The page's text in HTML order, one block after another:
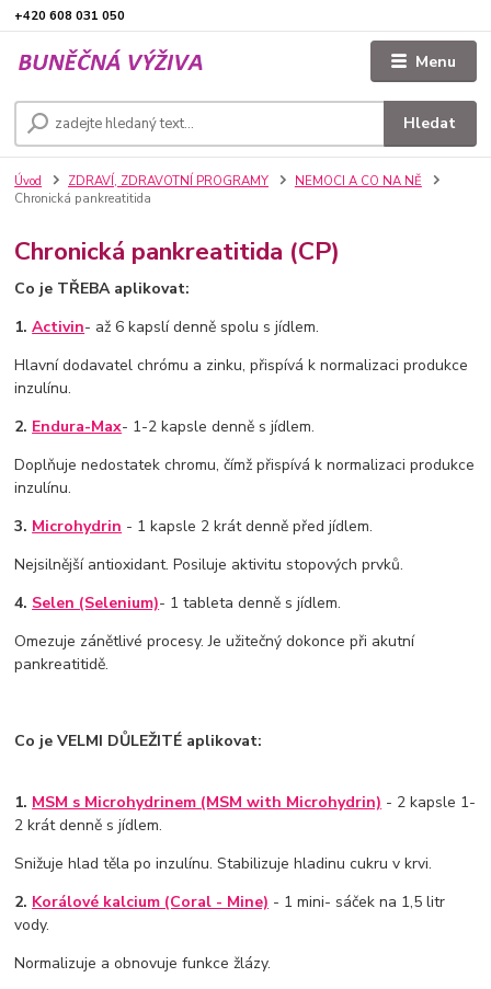
Menu
Hledat
+420 608 031 050
Úvod ZDRAVÍ, ZDRAVOTNÍ PROGRAMY
NEMOCI A CO NA NĚ
Chronická pankreatitida
Chronická pankreatitida (CP)
Co je TŘEBA aplikovat:
1.Activin- až 6 kapslí denně spolu s jídlem.
Hlavní dodavatel chrómu a zinku, přispívá k normalizaci produkce
inzulínu.
2. Endura-Max- 1-2 kapsle denně s jídlem.
Doplňuje nedostatek chromu, čímž přispívá k normalizaci produkce
inzulínu.
3. Microhydrin - 1 kapsle 2 krát denně před jídlem.
Nejsilnější antioxidant. Posiluje aktivitu stopových prvků.
4. Selen (Selenium)- 1 tableta denně s jídlem.
Omezuje zánětlivé procesy. Je užitečný dokonce při akutní
pankreatitidě.
Co je VELMI DŮLEŽITÉ aplikovat:
1. MSM s Microhydrinem (MSM with Microhydrin) - 2 kapsle 1-
2 krát denně s jídlem.
Snižuje hlad těla po inzulínu. Stabilizuje hladinu cukru v krvi.
2. Korálové kalcium (Coral - Mine) - 1 mini- sáček na 1,5 litr
vody.
Normalizuje a obnovuje funkce žlázy.